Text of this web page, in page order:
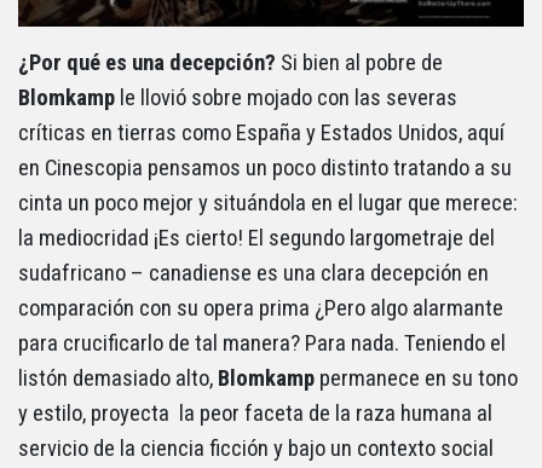
¿Por qué es una decepción? Si bien al pobre de
Blomkamp le llovió sobre mojado con las severas
críticas en tierras como España y Estados Unidos, aquí
en Cinescopia pensamos un poco distinto tratando a su
cinta un poco mejor y situándola en el lugar que merece:
la mediocridad ¡Es cierto! El segundo largometraje del
sudafricano – canadiense es una clara decepción en
comparación con su opera prima ¿Pero algo alarmante
para crucificarlo de tal manera? Para nada. Teniendo el
listón demasiado alto, Blomkamp permanece en su tono
y estilo, proyecta la peor faceta de la raza humana al
servicio de la ciencia ficción y bajo un contexto social